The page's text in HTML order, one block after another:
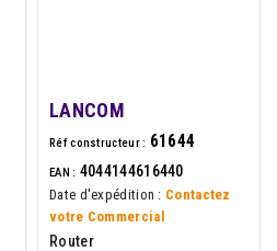
LANCOM
Réf constructeur : 61644
EAN : 4044144616440
Date d'expédition : Contactez
votre Commercial
Router